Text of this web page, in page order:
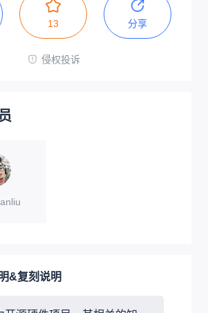
13 分享
侵权投诉
&复刻说明